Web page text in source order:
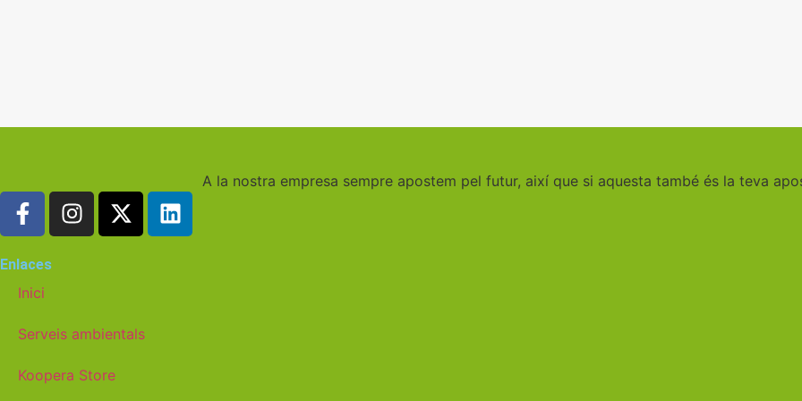
A la nostra empresa sempre apostem pel futur, així que si aquesta també és la teva
Enlaces
Inici
Serveis ambientals
Koopera Store